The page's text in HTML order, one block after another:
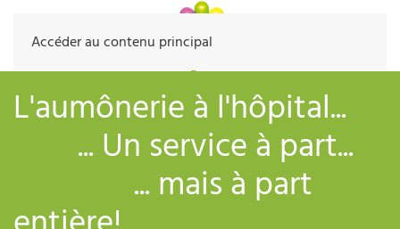
Accéder au contenu principal
L'aumônerie à l'hôpital...
... Un service à part...
... mais à part